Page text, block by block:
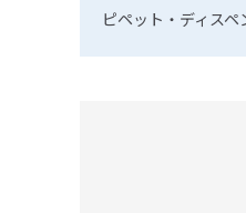
ピペット・ディスペ